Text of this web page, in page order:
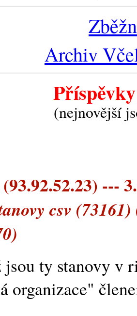
Archiv
(nejnovější
---
csv
ty stanovy v
organizace"